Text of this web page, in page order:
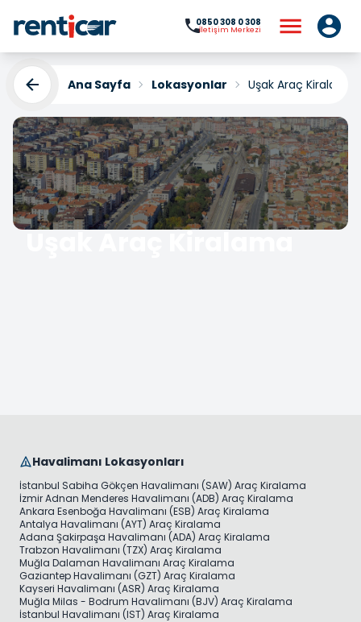
0850 308 0 308
İletişim Merkezi
Ana Sayfa Lokasyonlar Uşak Araç Kiralama
Uşak Araç Kiralama
Havalimanı Lokasyonları
İstanbul Sabiha Gökçen Havalimanı (SAW) Araç Kiralama
İzmir Adnan Menderes Havalimanı (ADB) Araç Kiralama
Ankara Esenboğa Havalimanı (ESB) Araç Kiralama
Antalya Havalimanı (AYT) Araç Kiralama
Adana Şakirpaşa Havalimanı (ADA) Araç Kiralama
Trabzon Havalimanı (TZX) Araç Kiralama
Muğla Dalaman Havalimanı Araç Kiralama
Gaziantep Havalimanı (GZT) Araç Kiralama
Kayseri Havalimanı (ASR) Araç Kiralama
Muğla Milas - Bodrum Havalimanı (BJV) Araç Kiralama
İstanbul Havalimanı (IST) Araç Kiralama